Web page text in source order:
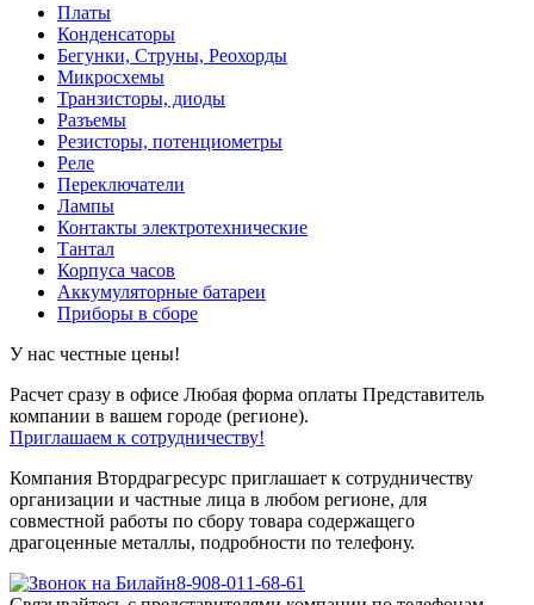
Платы
Конденсаторы
Бегунки, Струны, Реохорды
Микросхемы
Транзисторы, диоды
Разъемы
Резисторы, потенциометры
Реле
Переключатели
Лампы
Контакты электротехнические
Тантал
Корпуса часов
Аккумуляторные батареи
Приборы в сборе
У нас честные цены!
Расчет сразу в офисе Любая форма оплаты Представитель
компании в вашем городе (регионе).
Приглашаем к сотрудничеству!
Компания Втордрагресурс приглашает к сотрудничеству
организации и частные лица в любом регионе, для
совместной работы по сбору товара содержащего
драгоценные металлы, подробности по телефону.
8-908-011-68-61